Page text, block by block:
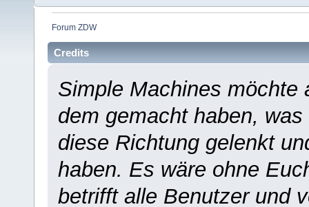
Forum ZDW
Credits
Simple Machines möchte
dem gemacht haben,
diese Richtung gelenkt
haben. Es wäre ohne
betrifft alle Benutzer und